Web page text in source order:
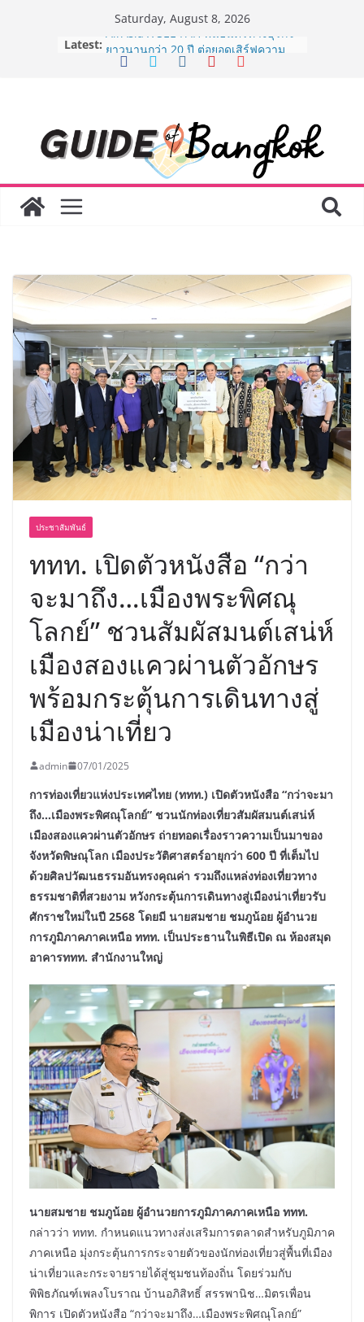
Saturday, August 8, 2026
Latest: AirAsia X SEE FAH พันธมิตรทางธุรกิจ
ยาวนานกว่า 20 ปี ต่อยอดเสิร์ฟความ
“BIO TRADE CONNECT 2026” ยก
ระดับผลิตภัณฑ์ท้องถิ่นสู่ตลาดเชิง
พาณิชย์อย่างยั่งยืน
LORDNINE จัดศึกคนดังสายเกม ไทย
ปะทะ ฟิลิปปินส์ ใน “Rise of the Tenth
ได้เตรียมนักเรียนเพียงเพื่อก้าวเข้าสู่
มหาวิทยาลัยเท่านั้น แต่ยังเตรียมพวก
เขาให้พร้อมเป็นผู้กำหนดอนาคต”
8.8 “ซูเลียน” รวมพลังนักธุรกิจทั่ว
ประเทศ จัดประชุมใหญ่แห่งปี พบ CEO
“ดร.ปิยะวัฒน์” ถ่ายทอดวิสัยทัศน์ธุรกิจ
พร้อมฟรีคอนเสิร์ต “โชค รถแห่” ยกวง
ประชาสัมพันธ์
ททท. เปิดตัวหนังสือ “กว่า
จะมาถึง…เมืองพระพิศณุ
โลกย์” ชวนสัมผัสมนต์เสน่ห์
เมืองสองแควผ่านตัวอักษร
พร้อมกระตุ้นการเดินทางสู่
เมืองน่าเที่ยว
admin 07/01/2025
การท่องเที่ยวแห่งประเทศไทย (ททท.) เปิดตัวหนังสือ “กว่าจะมา
ถึง…เมืองพระพิศณุโลกย์” ชวนนักท่องเที่ยวสัมผัสมนต์เสน่ห์
เมืองสองแควผ่านตัวอักษร ถ่ายทอดเรื่องราวความเป็นมาของ
จังหวัดพิษณุโลก เมืองประวัติศาสตร์อายุกว่า 600 ปี ที่เต็มไป
ด้วยศิลปวัฒนธรรมอันทรงคุณค่า รวมถึงแหล่งท่องเที่ยวทาง
ธรรมชาติที่สวยงาม หวังกระตุ้นการเดินทางสู่เมืองน่าเที่ยวรับ
ศักราชใหม่ในปี 2568 โดยมี นายสมชาย ชมภูน้อย ผู้อำนวย
การภูมิภาคภาคเหนือ ททท. เป็นประธานในพิธีเปิด ณ ห้องสมุด
อาคารททท. สำนักงานใหญ่
นายสมชาย ชมภูน้อย ผู้อำนวยการภูมิภาคภาคเหนือ ททท.
กล่าวว่า ททท. กำหนดแนวทางส่งเสริมการตลาดสำหรับภูมิภาค
ภาคเหนือ มุ่งกระตุ้นการกระจายตัวของนักท่องเที่ยวสู่พื้นที่เมือง
น่าเที่ยวและกระจายรายได้สู่ชุมชนท้องถิ่น โดยร่วมกับ
พิพิธภัณฑ์เพลงโบราณ บ้านอภิสิทธิ์ สรรพานิช…มิตรเพื่อน
พิการ เปิดตัวหนังสือ “กว่าจะมาถึง…เมืองพระพิศณุโลกย์”